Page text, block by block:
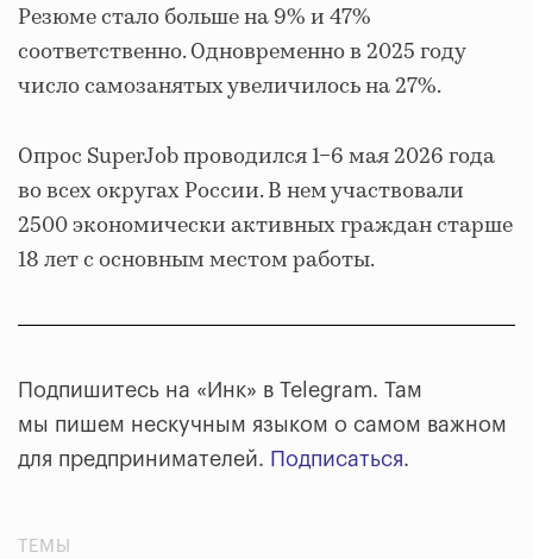
Резюме стало больше на 9% и 47%
соответственно. Одновременно в 2025 году
число самозанятых увеличилось на 27%.
Опрос SuperJob проводился 1−6 мая 2026 года
во всех округах России. В нем участвовали
2500 экономически активных граждан старше
18 лет с основным местом работы.
Подпишитесь на «Инк» в Telegram. Там
мы пишем нескучным языком о самом важном
для предпринимателей. Подписаться.
ТЕМЫ